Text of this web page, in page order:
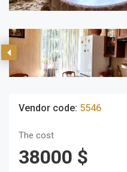
Vendor code: 5546
The cost
38000 $